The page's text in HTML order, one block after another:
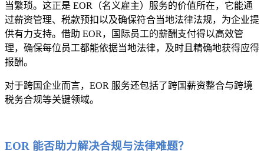
当繁琐。这正是 EOR（名义雇主）服务的价值所在，它能通
过薪资管理、税款预扣以及确保符合当地法律法规，为企业提
供有力支持。借助 EOR，国际员工的薪酬支付得以高效管
理，确保每位员工都能依据当地法律，及时且精确地获得应得
报酬。
对于跨国企业而言，EOR 服务还包括了跨国薪资整合与跨境
税务合规等关键领域。
EOR 能否助力解决合规与法律难题？